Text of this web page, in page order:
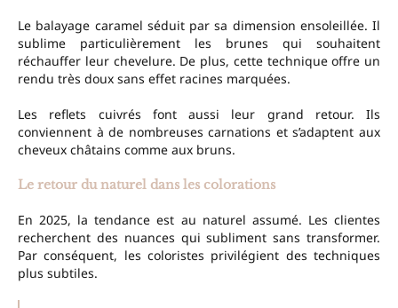
Le balayage caramel séduit par sa dimension ensoleillée. Il
sublime particulièrement les brunes qui souhaitent
réchauffer leur chevelure. De plus, cette technique offre un
rendu très doux sans effet racines marquées.
Les reflets cuivrés font aussi leur grand retour. Ils
conviennent à de nombreuses carnations et s’adaptent aux
cheveux châtains comme aux bruns.
Le retour du naturel dans les colorations
En 2025, la tendance est au naturel assumé. Les clientes
recherchent des nuances qui subliment sans transformer.
Par conséquent, les coloristes privilégient des techniques
plus subtiles.